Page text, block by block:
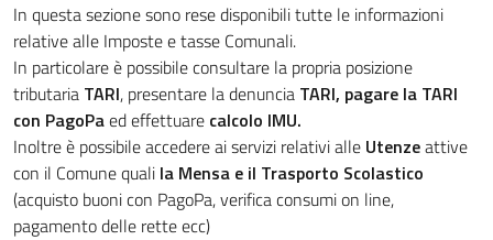
In questa sezione sono rese disponibili tutte le informazioni
relative alle Imposte e tasse Comunali.
In particolare è possibile consultare la propria posizione
tributaria TARI, presentare la denuncia TARI, pagare la TARI
con PagoPaed effettuare calcolo IMU.
Inoltre è possibile accedere ai servizi relativi alle Utenzeattive
con il Comune quali la Mensa e il Trasporto Scolastico
(acquisto buoni con PagoPa, verifica consumi on line,
pagamento delle rette ecc)